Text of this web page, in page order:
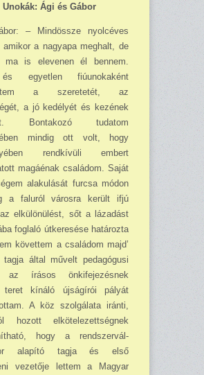
Unokák: Ági és Gábor
– Mindössze nyolcéves
amikor a nagyapa meghalt, de
ma is elevenen él bennem.
egyetlen fiúunokaként
a szeretetét, az
a jó kedélyét és kezének
Bontakozó tudatom
mindig ott volt, hogy
rendkívüli embert
magáénak családom. Saját
alakulását furcsa módon
a faluról városra került ifjú
elkülönülést, sőt a lázadást
foglaló útkeresése határozta
követtem a családom majd’
tagja által művelt pedagógusi
az írásos önkifejezésnek
teret kínáló újságírói pályát
A köz szolgálata iránti,
hozott elkötelezettségnek
hogy a rendszer­vál­
alapító tagja és első
vezetője lettem a Magyar